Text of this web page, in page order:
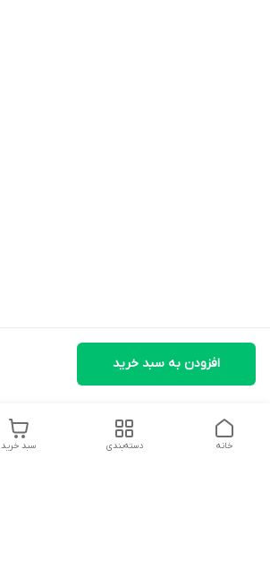
افزودن به سبد خرید
سبد خرید دسته‌بندی خانه